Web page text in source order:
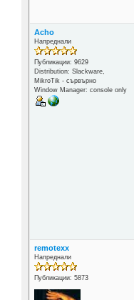
Acho
Напреднали
Публикации: 9629
Distribution: Slackware,
MikroTik - сървърно
Window Manager: console only
remotexx
Напреднали
Публикации: 5873